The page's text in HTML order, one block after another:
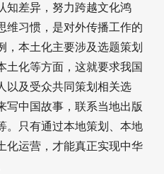
知差异，努力跨越文化鸿
维习惯，是对外传播工作的
，本土化主要涉及选题策划
土化等方面，这就要求我国
以及受众共同策划相关选
写中国故事，联系当地出版
。只有通过本地策划、本地
化运营，才能真正实现中华